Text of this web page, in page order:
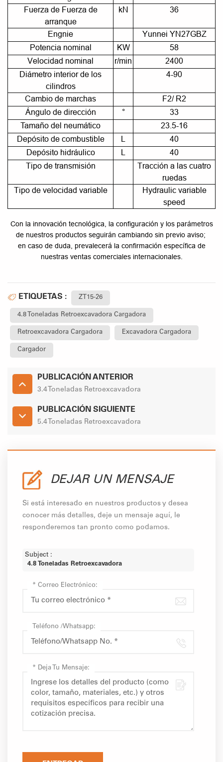
Fuerza de Fuerza de
arranque
kN 36
Engnie
Yunnei YN27GBZ
Potencia nominal
KW
58
Velocidad nominal
r/min
2400
Diámetro interior de los
cilindros
4-90
Cambio de marchas
F2/ R2
Ángulo de dirección
°
33
Tamaño del neumático
23.5-16
Depósito de combustible
40
Depósito hidráulico
40
Tipo de transmisión
Tracción a las cuatro
ruedas
Tipo de velocidad variable
Hydraulic variable
speed
Con la innovación tecnológica, la configuración y los parámetros
de nuestros productos seguirán cambiando sin previo aviso;
en caso de duda, prevalecerá la confirmación específica de
nuestras ventas comerciales internacionales.
ETIQUETAS : ZT15-26
4.8 Toneladas Retroexcavadora Cargadora
Retroexcavadora Cargadora Excavadora Cargadora
Cargador
PUBLICACIÓN ANTERIOR
3.4 Toneladas Retroexcavadora
PUBLICACIÓN SIGUIENTE
5.4 Toneladas Retroexcavadora
DEJAR UN MENSAJE
Si está interesado en nuestros productos y desea
conocer más detalles, deje un mensaje aquí, le
responderemos tan pronto como podamos.
Subject :
4.8 Toneladas Retroexcavadora
* Correo Electrónico:
Teléfono /Whatsapp:
* Deja Tu Mensaje: